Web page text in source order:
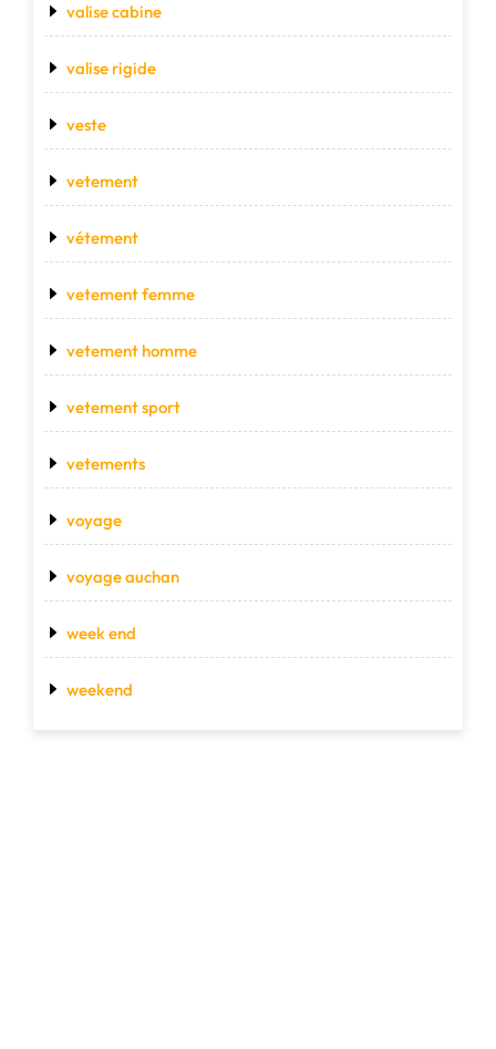
valise cabine
valise rigide
veste
vetement
vétement
vetement femme
vetement homme
vetement sport
vetements
voyage
voyage auchan
week end
weekend